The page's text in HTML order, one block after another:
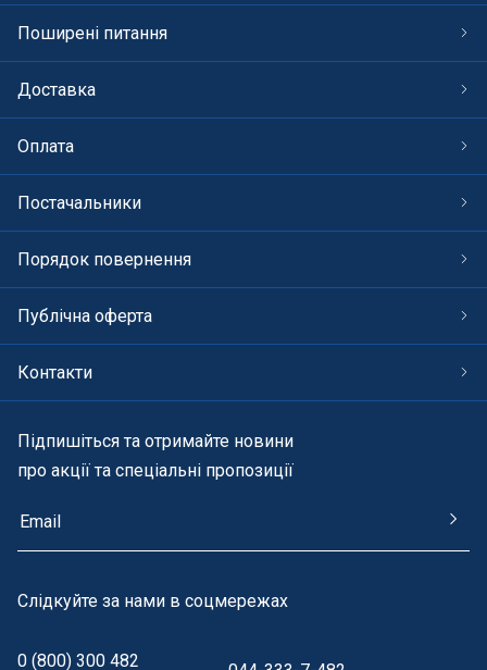
Корисні дрібнички
Поширені питання
Доставка
Оплата
Постачальники
Порядок повернення
Публічна оферта
Контакти
Підпишіться та отримайте новини
про акції та спеціальні пропозиції
Cлідкуйте за нами в соцмережах
0 (800) 300 482